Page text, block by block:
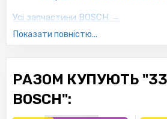
Усі запчастини BOSCH →
Показати повністю...
РАЗОМ КУПУЮТЬ
BOSCH":